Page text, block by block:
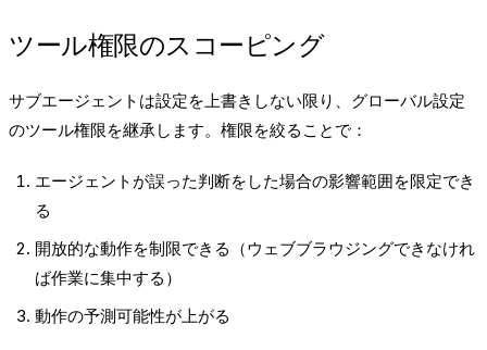
ツール権限のスコーピング
サブエージェントは設定を上書きしない限り、グローバル設定
のツール権限を継承します。権限を絞ることで：
エージェントが誤った判断をした場合の影響範囲を限定でき
る
開放的な動作を制限できる（ウェブブラウジングできなけれ
ば作業に集中する）
動作の予測可能性が上がる